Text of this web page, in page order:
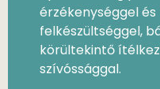
érzékenységgel
felkészültséggel,
körültekintő
szívóssággal.